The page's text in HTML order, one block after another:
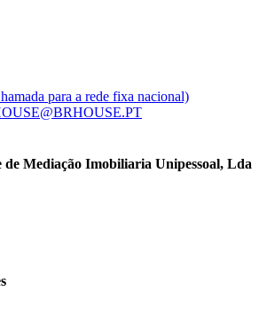
para a rede fixa nacional)
de Mediação Imobiliaria Unipessoal, Lda